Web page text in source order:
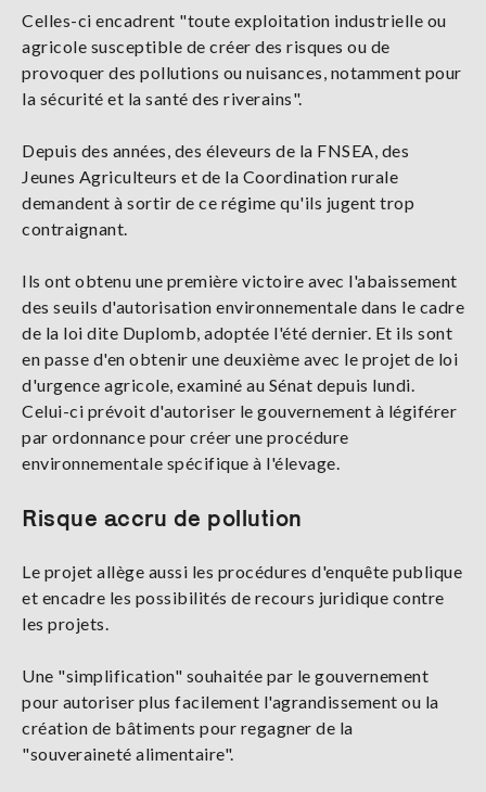
Celles-ci encadrent "toute exploitation industrielle ou
agricole susceptible de créer des risques ou de
provoquer des pollutions ou nuisances, notamment pour
la sécurité et la santé des riverains".
Depuis des années, des éleveurs de la FNSEA, des
Jeunes Agriculteurs et de la Coordination rurale
demandent à sortir de ce régime qu'ils jugent trop
contraignant.
Ils ont obtenu une première victoire avec l'abaissement
des seuils d'autorisation environnementale dans le cadre
de la loi dite Duplomb, adoptée l'été dernier. Et ils sont
en passe d'en obtenir une deuxième avec le projet de loi
d'urgence agricole, examiné au Sénat depuis lundi.
Celui-ci prévoit d'autoriser le gouvernement à légiférer
par ordonnance pour créer une procédure
environnementale spécifique à l'élevage.
Risque accru de pollution
Le projet allège aussi les procédures d'enquête publique
et encadre les possibilités de recours juridique contre
les projets.
Une "simplification" souhaitée par le gouvernement
pour autoriser plus facilement l'agrandissement ou la
création de bâtiments pour regagner de la
"souveraineté alimentaire".